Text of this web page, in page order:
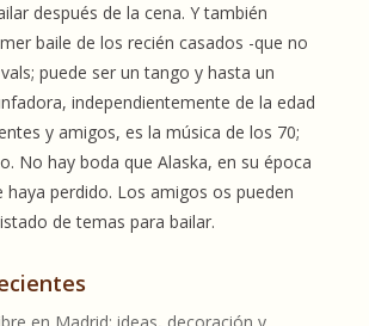
después de la cena. Y también
baile de los recién casados -que no
puede ser un tango y hasta un
independientemente de la edad
y amigos, es la música de los 70;
No hay boda que Alaska, en su época
haya perdido. Los amigos os pueden
de temas para bailar.